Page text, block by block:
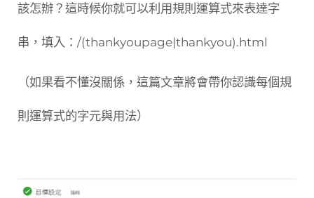
該怎辦？這時候你就可以利用規則運算式來表達字
串，填入：/(thankyoupage|thankyou).html
（如果看不懂沒關係，這篇文章將會帶你認識每個規
則運算式的字元與用法）